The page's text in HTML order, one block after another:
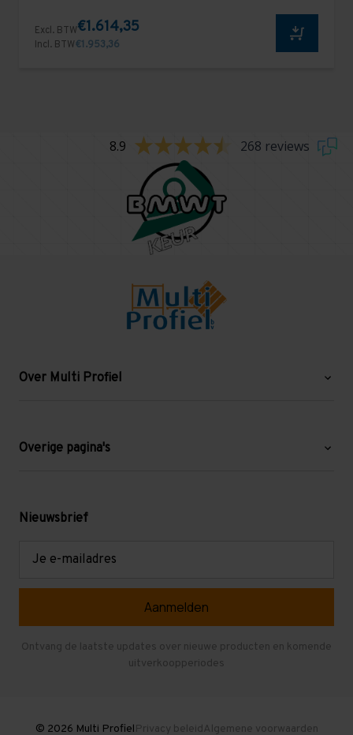
Excl. BTW€1.614,35
Incl. BTW€1.953,36
8.9 268 reviews
Over Multi Profiel
Blog
Levering en afhalen
Overige pagina's
Mezzanine
Gebruikte entresolvloeren
Nieuwsbrief
Ontvang de laatste updates over nieuwe producten en komende
uitverkoopperiodes
© 2026 Multi ProfielPrivacy beleidAlgemene voorwaarden